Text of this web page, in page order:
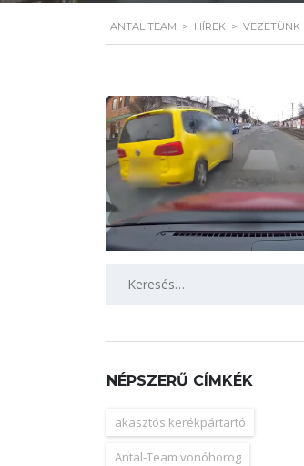
ANTAL TEAM > HÍREK > VEZETÜNK
NÉPSZERŰ CÍMKÉK
akasztós kerékpártartó
Antal-Team vonóhorog